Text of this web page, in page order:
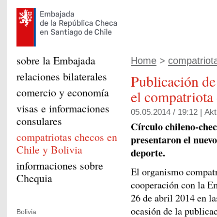
Home >
Publicación
el
05.05.2014 / 19:12 |
Círculo chileno-
presentaron el
deporte.
El organismo
cooperación con la
26 de abril 2014 en
ocasión de la
sobre la Embajada
relaciones bilaterales
comercio y economía
visas e informaciones
consulares
compatriotas checos en
Chile y Bolivia
informaciones sobre
Chequia
Bolivia